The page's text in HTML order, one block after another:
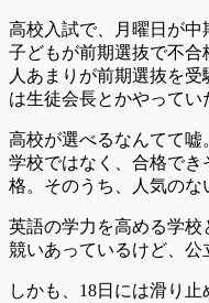
高校入試で、月曜日が
子どもが前期選抜で不合
人あまりが前期選抜を
は生徒会長とかやってい
高校が選べるなんてて
学校ではなく、合格で
格。そのうち、人気のな
英語の学力を高める学校
競いあっているけど、公
しかも、18日には滑り